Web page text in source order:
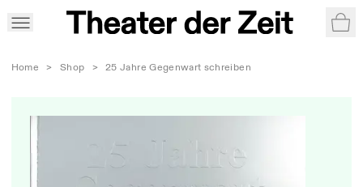
Home > Shop > 25 Jahre Gegenwart schreiben